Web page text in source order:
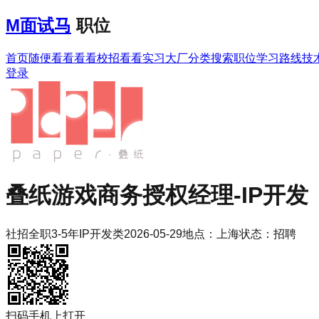
M面试马 职位
首页随便看看看看校招看看实习大厂分类搜索职位学习路线技
登录
叠纸游戏商务授权经理-IP开发
社招全职3-5年 IP开发类2026-05-29地点： 上海状态： 招聘
扫码手机上打开